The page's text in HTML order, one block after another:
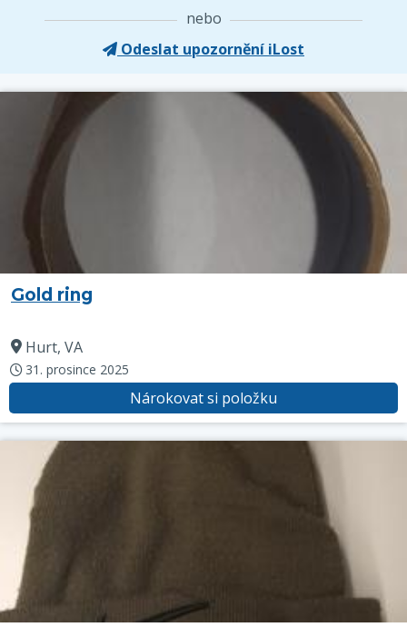
nebo
Odeslat upozornění iLost
Gold ring
Hurt, VA
31. prosince 2025
Nárokovat si položku